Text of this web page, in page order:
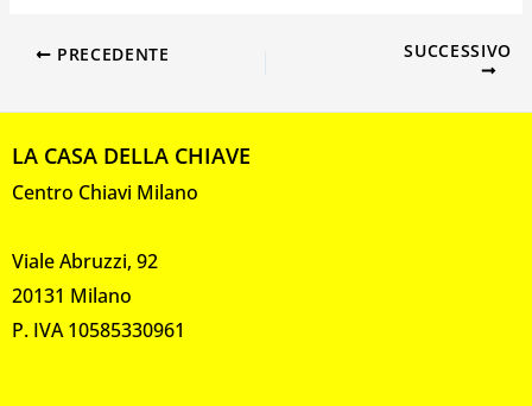
PRECEDENTE SUCCESSIVO
LA CASA DELLA CHIAVE
Centro Chiavi Milano
Viale Abruzzi, 92
20131 Milano
P. IVA 10585330961